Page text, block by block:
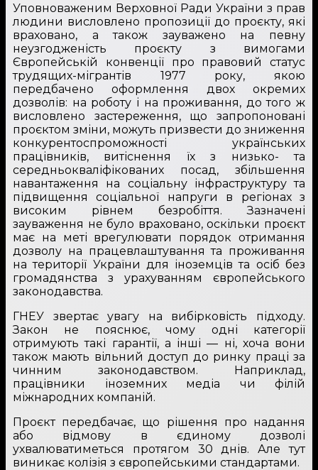
Уповноваженим Верховної Ради України з прав
людини висловлено пропозиції до проєкту, які
враховано, а також зауважено на певну
неузгодженість проєкту з вимогами
Європейській конвенції про правовий статус
трудящих-мігрантів 1977 року, якою
передбачено оформлення двох окремих
дозволів: на роботу і на проживання, до того ж
висловлено застереження, що запропоновані
проєктом зміни, можуть призвести до зниження
конкурентоспроможності українських
працівників, витіснення їх з низько- та
середньокваліфікованих посад, збільшення
навантаження на соціальну інфраструктуру та
підвищення соціальної напруги в регіонах з
високим рівнем безробіття. Зазначені
зауваження не було враховано, оскільки проєкт
має на меті врегулювати порядок отримання
дозволу на працевлаштування та проживання
на території України для іноземців та осіб без
громадянства з урахуванням європейського
законодавства.
ГНЕУ звертає увагу на вибірковість підходу.
Закон не пояснює, чому одні категорії
отримують такі гарантії, а інші — ні, хоча вони
також мають вільний доступ до ринку праці за
чинним законодавством. Наприклад,
працівники іноземних медіа чи філій
міжнародних компаній.
Проєкт передбачає, що рішення про надання
або відмову в єдиному дозволі
ухвалюватиметься протягом 30 днів. Але тут
виникає колізія з європейськими стандартами.